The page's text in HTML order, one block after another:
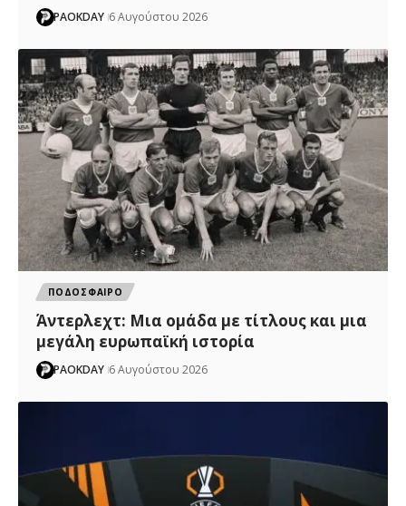
PAOKDAY 6 Αυγούστου 2026
ΠΟΔΟΣΦΑΙΡΟ
Άντερλεχτ: Mια ομάδα με τίτλους και μια
μεγάλη ευρωπαϊκή ιστορία
PAOKDAY 6 Αυγούστου 2026